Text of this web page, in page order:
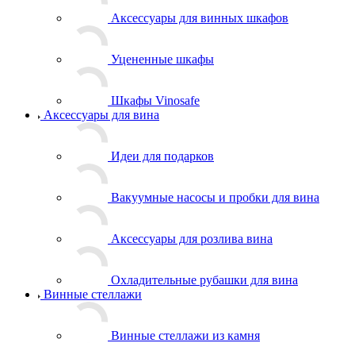
Аксессуары для винных шкафов
Уцененные шкафы
Шкафы Vinosafe
Аксессуары для вина
Идеи для подарков
Вакуумные насосы и пробки для вина
Аксессуары для розлива вина
Охладительные рубашки для вина
Винные стеллажи
Винные стеллажи из камня